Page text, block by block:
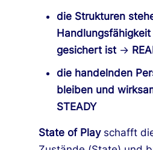
die Strukturen
Handlungsfähigkeit
gesichert ist →
die handelnden
bleiben und
STEADY
State of Playschafft